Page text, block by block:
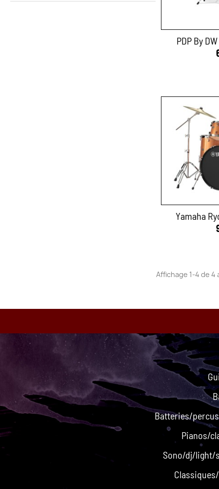
PDP By
Yamaha
Affichage 1-4 de 4
Batteries/
Pianos/
Sono/dj/light/